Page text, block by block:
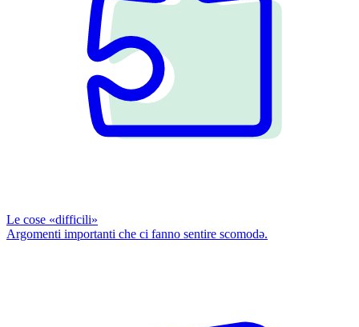
Le cose «difficili»
Argomenti importanti che ci fanno sentire scomodǝ.